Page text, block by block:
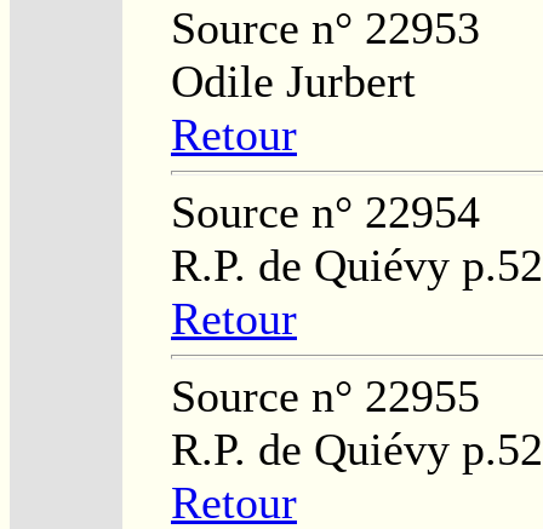
Source n° 22953
Odile Jurbert
Retour
Source n° 22954
R.P. de Quiévy
Retour
Source n° 22955
R.P. de Quiévy
Retour